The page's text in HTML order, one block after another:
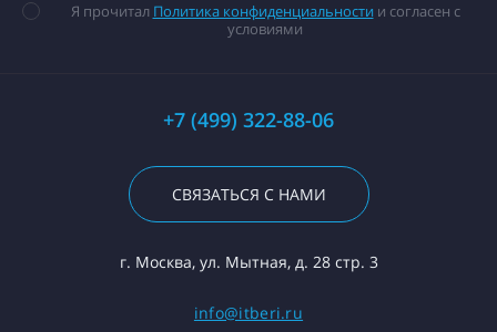
Я прочитал Политика конфиденциальности и согласен с
условиями
+7 (499) 322-88-06
СВЯЗАТЬСЯ С НАМИ
г. Москва, ул. Мытная, д. 28 стр. 3
info@itberi.ru